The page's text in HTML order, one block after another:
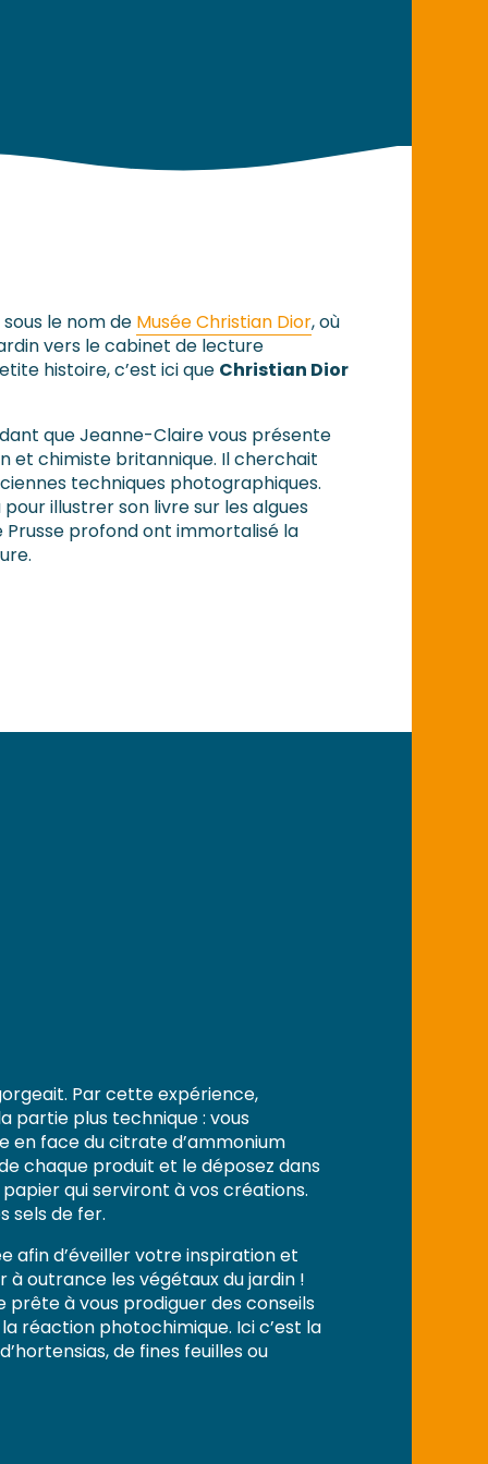
le nom de Musée Christian Dior, où
vers le cabinet de lecture
histoire, c’est ici que Christian Dior
que Jeanne-Claire vous présente
et chimiste britannique. Il cherchait
techniques photographiques.
illustrer son livre sur les algues
Prusse profond ont immortalisé la
Par cette expérience,
partie plus technique : vous
en face du citrate d’ammonium
chaque produit et le déposez dans
qui serviront à vos créations.
sels de fer.
afin d’éveiller votre inspiration et
outrance les végétaux du jardin !
à vous prodiguer des conseils
réaction photochimique. Ici c’est la
de fines feuilles ou